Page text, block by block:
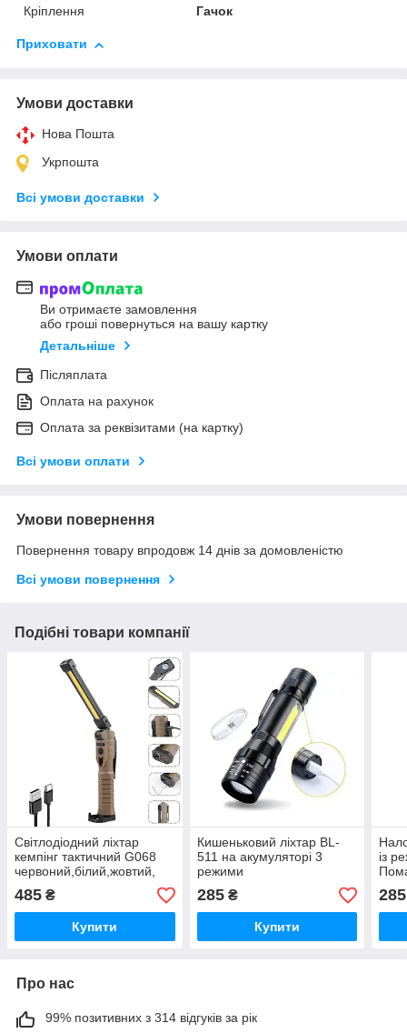
Кріплення
Гачок
Приховати
Умови доставки
Нова Пошта
Укрпошта
Всі умови доставки
Умови оплати
Ви отримаєте замовлення
або гроші повернуться на вашу картку
Детальніше
Післяплата
Оплата на рахунок
Оплата за реквізитами (на картку)
Всі умови оплати
Умови повернення
Повернення товару впродовж 14 днів за домовленістю
Всі умови повернення
Подібні товари компанії
Світлодіодний ліхтар
кемпінг тактичний G068
червоний,білий,жовтий,
магніт, гачок, функція
повербанку PowerBank
485 ₴
Купити
Кишеньковий ліхтар BL-
511 на акумуляторі 3
режими
285₴
Купити
із
285
Про нас
99% позитивних з 314 відгуків за рік